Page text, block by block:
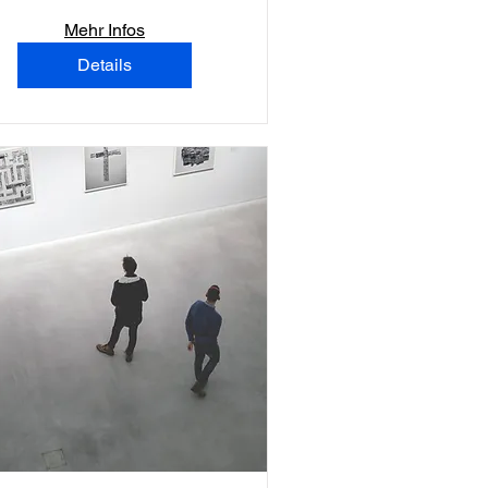
Lyon 2
Mehr Infos
Details